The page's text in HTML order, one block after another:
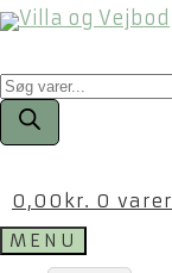
Products
search
0,00 kr. 0 varer
MENU